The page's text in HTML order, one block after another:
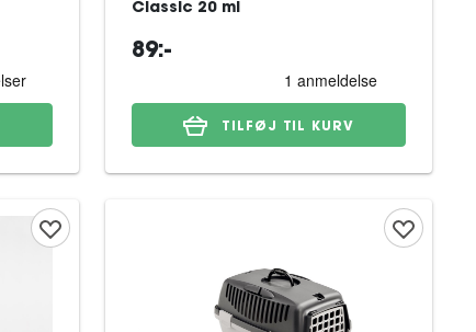
Classic 20 ml
89:-
TILFØJ TIL KURV